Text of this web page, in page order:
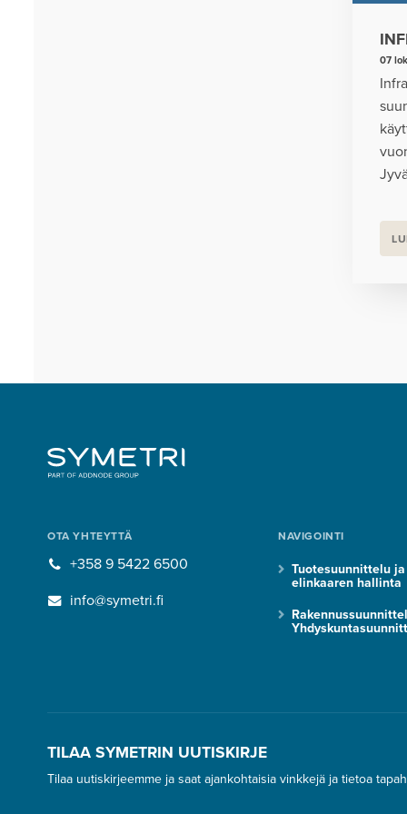
07
OTA YHTEYTTÄ
+358 9 5422 6500
info@symetri.fi
NAVIGOINTI
Tuotesuunnittelu
elinkaaren hallinta
TILAA SYMETRIN UUTISKIRJE
Tilaa uutiskirjeemme ja saat ajankohtaisia vinkkejä ja tietoa